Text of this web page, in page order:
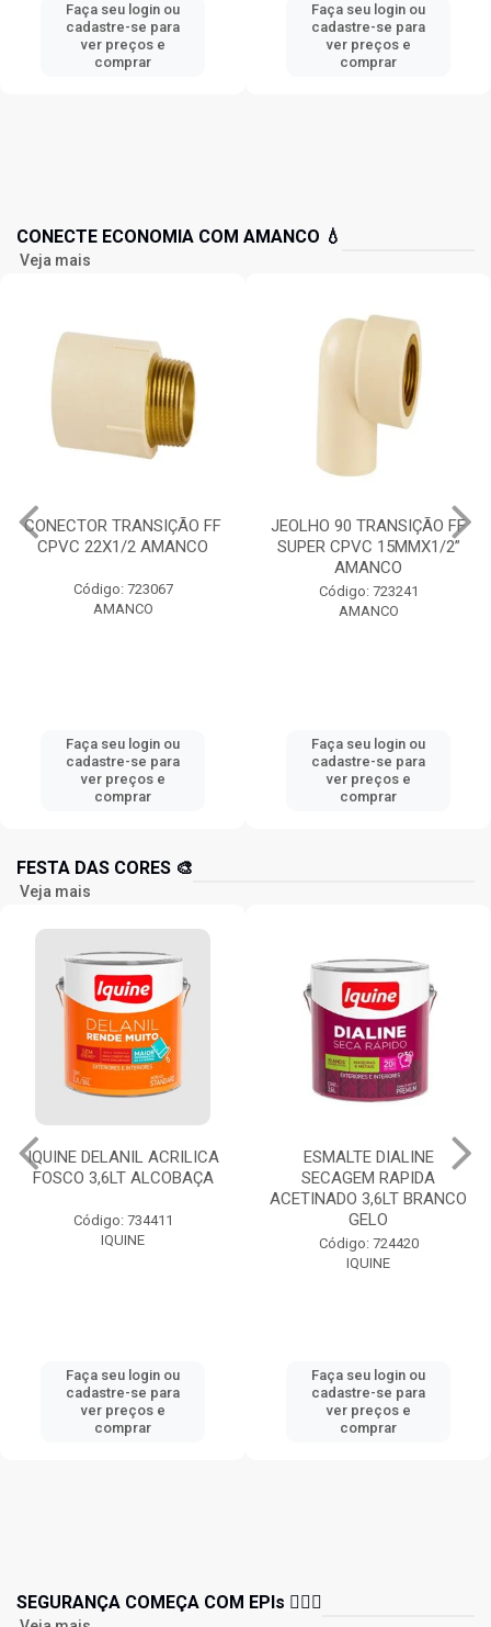
Faça seu login ou
cadastre-se para
ver preços e
comprar
Faça seu login ou
cadastre-se para
ver preços e
comprar
CONECTE ECONOMIA COM AMANCO 💧
Veja mais
CONECTOR TRANSIÇÃO FF
CPVC 22X1/2 AMANCO
Código: 723067
AMANCO
Faça seu login ou
cadastre-se para
ver preços e
comprar
JEOLHO 90 TRANSIÇÃO FF
SUPER CPVC 15MMX1/2”
AMANCO
Código: 723241
AMANCO
Faça seu login ou
cadastre-se para
ver preços e
comprar
FESTA DAS CORES 🎨
Veja mais
IQUINE DELANIL ACRILICA
FOSCO 3,6LT ALCOBAÇA
Código: 734411
IQUINE
Faça seu login ou
cadastre-se para
ver preços e
comprar
ESMALTE DIALINE
SECAGEM RAPIDA
ACETINADO 3,6LT BRANCO
GELO
Código: 724420
IQUINE
Faça seu login ou
cadastre-se para
ver preços e
comprar
SEGURANÇA COMEÇA COM EPIs 👷🏻‍♂️